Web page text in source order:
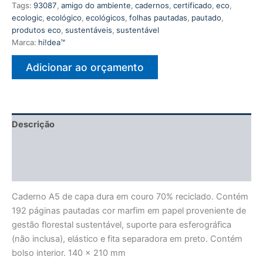
Tags: 93087, amigo do ambiente, cadernos, certificado, eco,
ecologic, ecológico, ecológicos, folhas pautadas, pautado,
produtos eco, sustentáveis, sustentável
Marca: hi!dea™
Adicionar ao orçamento
Descrição
Caderno A5 de capa dura em couro 70% reciclado. Contém
192 páginas pautadas cor marfim em papel proveniente de
gestão florestal sustentável, suporte para esferográfica
(não inclusa), elástico e fita separadora em preto. Contém
bolso interior. 140 x 210 mm